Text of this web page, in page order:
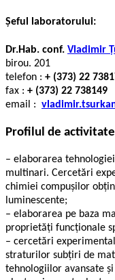
Șeful laboratorului:
Dr.Hab. conf. Vladimir
birou. 201
telefon : + (373) 22
fax : + (373) 22 738149
email :
Profilul de
– elaborarea
multinari. Cercetări
chimiei compușilor
luminescente;
– elaborarea pe baza
proprietăți funcționale
– cercetări
straturilor subțiri de
tehnologiilor avansate